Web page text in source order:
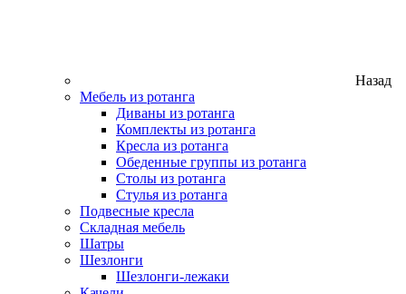
Назад
Мебель из ротанга
Диваны из ротанга
Комплекты из ротанга
Кресла из ротанга
Обеденные группы из ротанга
Столы из ротанга
Стулья из ротанга
Подвесные кресла
Складная мебель
Шатры
Шезлонги
Шезлонги-лежаки